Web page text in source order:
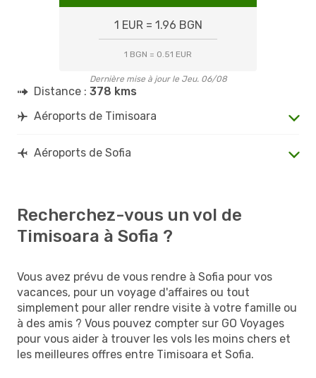
1 EUR = 1.96 BGN
1 BGN = 0.51 EUR
Dernière mise à jour le Jeu. 06/08
Distance : 378 kms
Aéroports de Timisoara
Aéroports de Sofia
Recherchez-vous un vol de
Timisoara à Sofia ?
Vous avez prévu de vous rendre à Sofia pour vos
vacances, pour un voyage d'affaires ou tout
simplement pour aller rendre visite à votre famille ou
à des amis ? Vous pouvez compter sur GO Voyages
pour vous aider à trouver les vols les moins chers et
les meilleures offres entre Timisoara et Sofia.